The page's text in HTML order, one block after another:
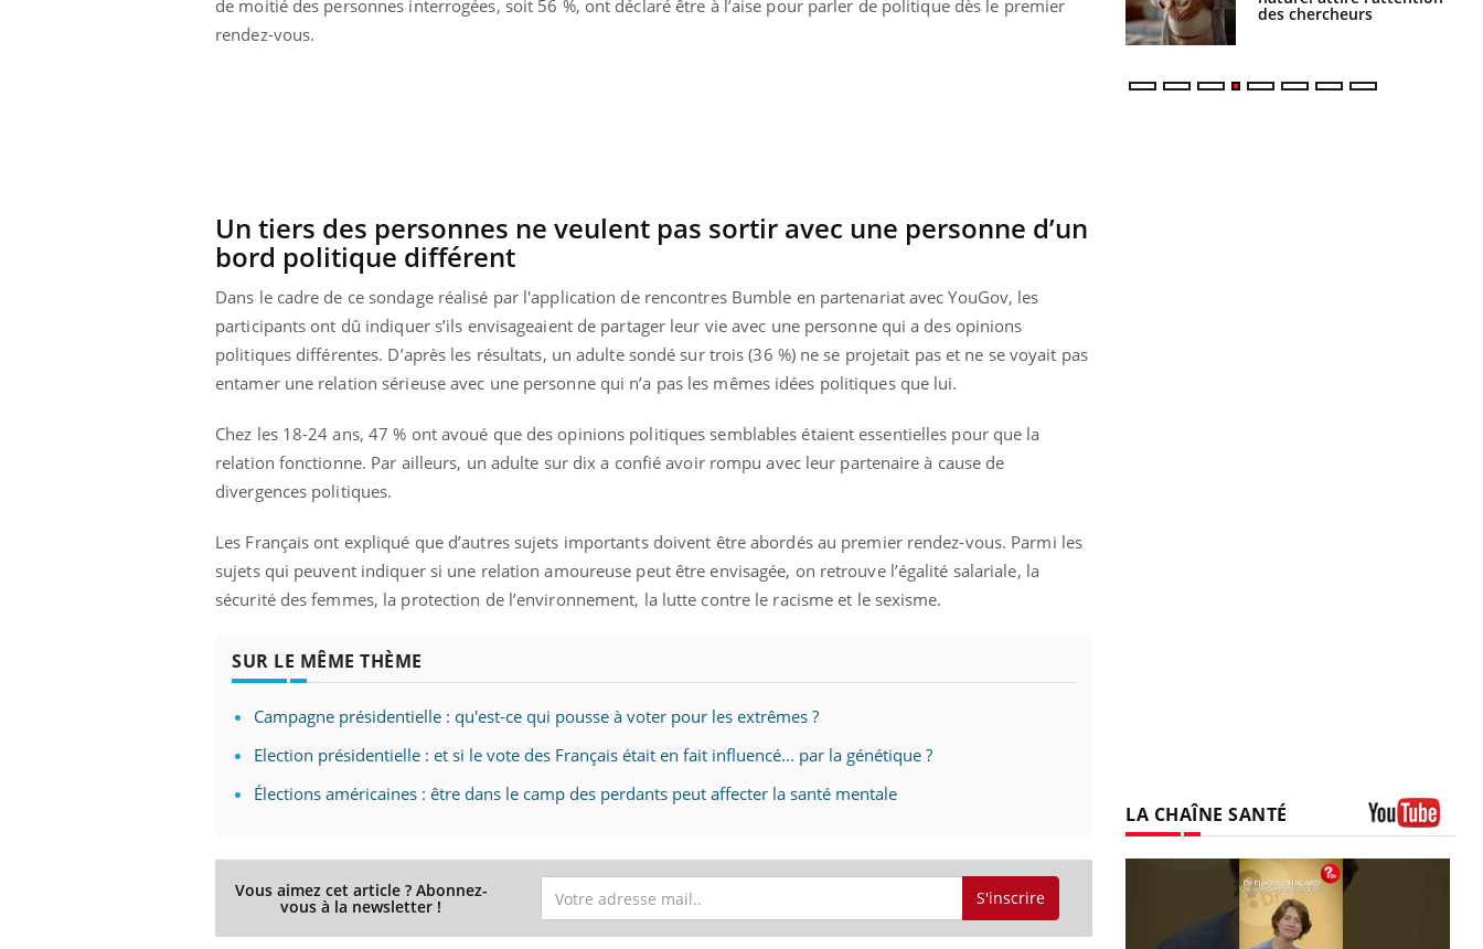
de moitié des personnes interrogées, soit 56 %, ont déclaré être à l’aise pour parler de politique dès le premier
rendez-vous.
Un tiers des personnes ne veulent pas sortir avec une personne d’un
bord politique différent
Dans le cadre de ce sondage réalisé par l'application de rencontres Bumble en partenariat avec YouGov, les
participants ont dû indiquer s’ils envisageaient de partager leur vie avec une personne qui a des opinions
politiques différentes. D’après les résultats, un adulte sondé sur trois (36 %) ne se projetait pas et ne se voyait pas
entamer une relation sérieuse avec une personne qui n’a pas les mêmes idées politiques que lui.
Chez les 18-24 ans, 47 % ont avoué que des opinions politiques semblables étaient essentielles pour que la
relation fonctionne. Par ailleurs, un adulte sur dix a confié avoir rompu avec leur partenaire à cause de
divergences politiques.
Les Français ont expliqué que d’autres sujets importants doivent être abordés au premier rendez-vous. Parmi les
sujets qui peuvent indiquer si une relation amoureuse peut être envisagée, on retrouve l’égalité salariale, la
sécurité des femmes, la protection de l’environnement, la lutte contre le racisme et le sexisme.
SUR LE MÊME THÈME
Campagne présidentielle : qu'est-ce qui pousse à voter pour les extrêmes ?
Election présidentielle : et si le vote des Français était en fait influencé... par la génétique ?
Élections américaines : être dans le camp des perdants peut affecter la santé mentale
Vous aimez cet article ? Abonnez-
vous à la newsletter ! S'inscrire
plombage ? très empathique ? des chercheurs
LA CHAÎNE SANTÉ